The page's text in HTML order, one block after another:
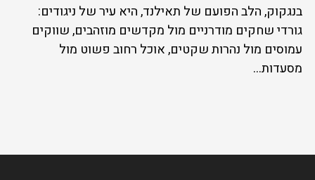
בנגקוק, הלב הפועם של תאילנד, היא עיר של ניגודים:
גורדי שחקים מודרניים מול מקדשים מוזהבים, שווקים
עמוסים מול נהרות שקטים, אוכל רחוב פשוט מול
מסעדות...